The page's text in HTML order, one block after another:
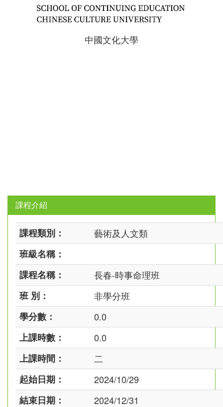
中國文化大學
課程介紹
課程類別：
藝術及人文類
班級名稱：
課程名稱：
長春-時事命理班
班 別：
非學分班
學分數：
0.0
上課時數：
0.0
上課時間：
二
起始日期：
2024/10/29
結束日期：
2024/12/31